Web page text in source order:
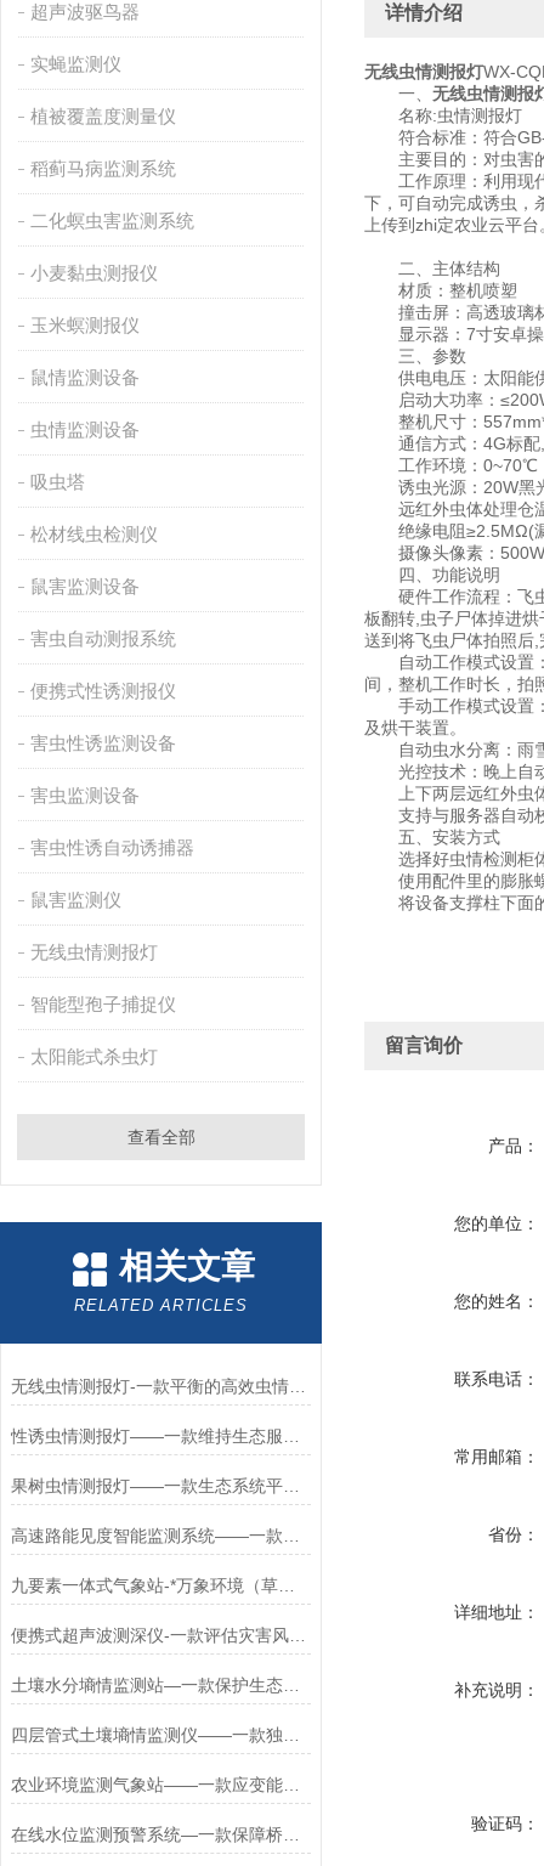
超声波驱鸟器
实蝇监测仪
植被覆盖度测量仪
稻蓟马病监测系统
二化螟虫害监测系统
小麦黏虫测报仪
玉米螟测报仪
鼠情监测设备
虫情监测设备
吸虫塔
松材线虫检测仪
鼠害监测设备
害虫自动测报系统
便携式性诱测报仪
害虫性诱监测设备
害虫监测设备
害虫性诱自动诱捕器
鼠害监测仪
无线虫情测报灯
智能型孢子捕捉仪
太阳能式杀虫灯
查看全部
相关文章
RELATED ARTICLES
无线虫情测报灯-一款平衡的高效虫情测报灯2024全+境+派+送
果树虫情测报灯——一款生态系统平衡的无线虫情测报灯2024全+境+派+送
九要素一体式气象站-*万象环境（草原气象站）（全+境+县+市+区+包邮）
便携式超声波测深仪-一款评估灾害风险超声波水深探测仪2024全+境+派+送
土壤水分墒情监测站—一款保护生态环境的智慧农业土壤墒情监测站2025+派+送
农业环境监测气象站——一款应变能力很强的田间小气象站2023已更新
详情介绍
无线虫情测报灯WX-
一、 无线虫情测报
名称:虫情测报灯
符合标准：符合GB-
主要目的：对虫害的
工作原理：利用现代
下，可自动完成诱虫，
上传到zhi定农业云平台
二、主体结构
材质：整机喷塑
撞击屏：高透玻璃材
显示器：7寸安卓操
三、参数
供电电压：太阳能
启动大功率：
整机尺寸：
通信方式：4G标配,
工作环境：0~70℃
诱虫光源：20W黑
远红外虫体处理仓
绝缘电阻≥2.5MΩ(
摄像头像素：500W
四、功能说明
硬件工作流程：飞虫
板翻转,虫子尸体掉进
送到将飞虫尸体拍照后
自动工作模式设置：
间，整机工作时长，拍
手动工作模式设置：
及烘干装置。
自动虫水分离：雨雪
光控技术：晚上自动
上下两层远红外虫体
支持与服务器自动
五、安装方式
选择好虫情检测柜体
使用配件里的膨胀
将设备支撑柱下面的
留言询价
产品：
您的单位：
您的姓名：
联系电话：
常用邮箱：
省份：
详细地址：
补充说明：
验证码：